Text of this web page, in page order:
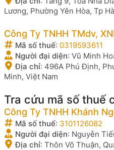
Lương, Phường Yên Hòa, Tp
Công Ty TNHH TMdv,
Mã số thuế: 0319593611
Người đại diện: Vũ Minh
Địa chỉ: 496A Phú Định,
Minh, Việt Nam
Tra cứu mã số thuế
Công Ty TNHH Khánh
Mã số thuế: 3101126082
Người đại diện: Nguyễn
Địa chỉ: Thôn Võ Thuận,